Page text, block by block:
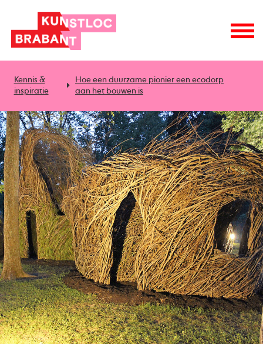
Kennis &
inspiratie
Hoe een duurzame pionier een ecodorp
aan het bouwen is